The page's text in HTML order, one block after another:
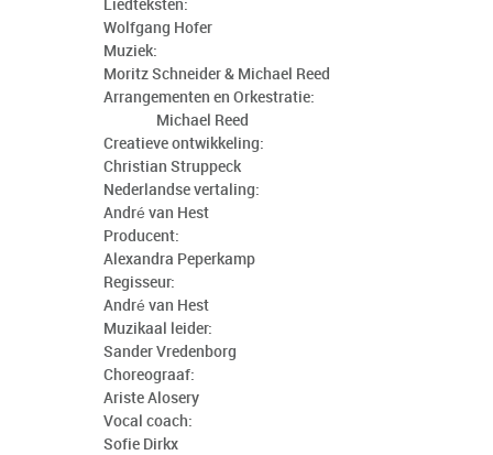
Liedteksten:
Wolfgang Hofer
Muziek:
Moritz Schneider & Michael Reed
Arrangementen en Orkestratie:
Michael Reed
Creatieve ontwikkeling:
Christian Struppeck
Nederlandse vertaling:
André van Hest
Producent:
Alexandra Peperkamp
Regisseur:
André van Hest
Muzikaal leider:
Sander Vredenborg
Choreograaf:
Ariste Alosery
Vocal coach:
Sofie Dirkx